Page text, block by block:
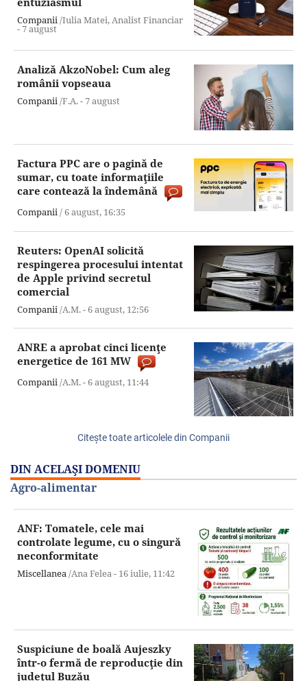
Companii/Iulia Matei, Analist Financiar
-7 august
Analiză AkzoNobel: Cum aleg
românii vopseaua
Companii/F.A. -7 august
Factura PPC are o pagină de
sumar, cu toate informaţiile
care contează la îndemână
Companii/6 august, 16:35
Reuters: OpenAI solicită
respingerea procesului intentat
de Apple privind secretul
comercial
Companii/A.M. -6 august, 12:56
ANRE a aprobat cinci licenţe
energetice de 161 MW
Companii/A.M. -6 august, 11:44
Citeşte toate articolele din Companii
DIN ACELAŞI DOMENIU
Agro-alimentar
ANF: Tomatele, cele mai
controlate legume, cu o singură
neconformitate
Miscellanea/Ana Felea - 16 iulie, 11:42
Suspiciune de boală Aujeszky
într-o fermă de reproducţie din
judeţul Buzău